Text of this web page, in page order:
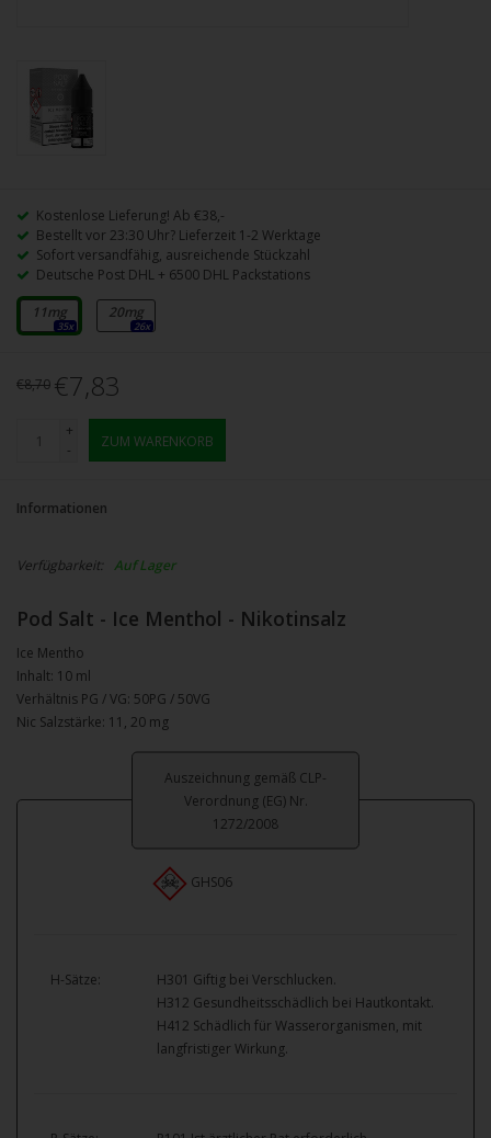
Kostenlose Lieferung! Ab €38,-
Bestellt vor 23:30 Uhr? Lieferzeit 1-2 Werktage
Sofort versandfähig, ausreichende Stückzahl
Deutsche Post DHL + 6500 DHL Packstations
11mg
35x
20mg
26x
€8,70 €7,83
+
-
ZUM WARENKORB
Informationen
Verfügbarkeit: Auf Lager
Pod Salt - Ice Menthol - Nikotinsalz
Ice Mentho
Inhalt: 10 ml
Verhältnis PG / VG: 50PG / 50VG
Nic Salzstärke: 11, 20 mg
Auszeichnung gemäß CLP-
Verordnung (EG) Nr.
1272/2008
GHS06
H-Sätze:
H301 Giftig bei Verschlucken.
H312 Gesundheitsschädlich bei Hautkontakt.
H412 Schädlich für Wasserorganismen, mit
langfristiger Wirkung.